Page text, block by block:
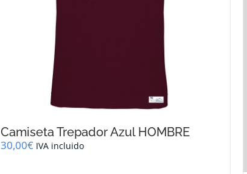
Camiseta Trepador Azul HOMBRE
30,00€ IVA incluido